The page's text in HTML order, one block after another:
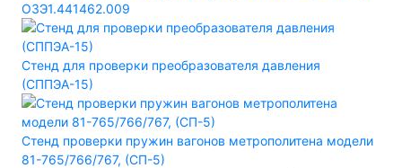
ОЗЭ1.441462.009
Стенд для проверки преобразователя давления
(СППЭА-15)
Стенд проверки пружин вагонов метрополитена модели
81-765/766/767, (СП-5)